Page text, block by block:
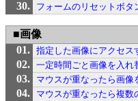
フォームのリセットボタ
■画像
指定した画像にアクセス
一定時間ごと画像を入れ
マウスが重なったら画像
マウスが重なったら複数